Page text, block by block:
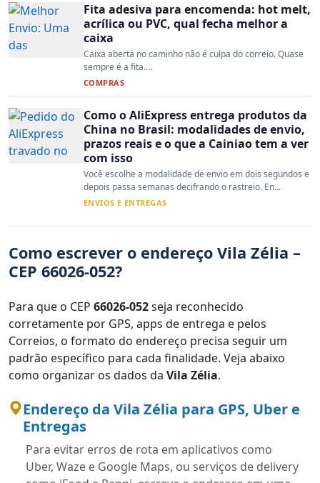
Fita adesiva para encomenda: hot melt,
acrílica ou PVC, qual fecha melhor a
caixa
Caixa aberta no caminho não é culpa do correio. Quase
sempre é a fita....
COMPRAS
Como o AliExpress entrega produtos da
China no Brasil: modalidades de envio,
prazos reais e o que a Cainiao tem a ver
com isso
Você escolhe a modalidade de envio em dois segundos e
depois passa semanas decifrando o rastreio. En...
ENVIOS E ENTREGAS
Como escrever o endereço Vila Zélia –
CEP 66026-052?
Para que o CEP 66026-052seja reconhecido
corretamente por GPS, apps de entrega e pelos
Correios, o formato do endereço precisa seguir um
padrão específico para cada finalidade. Veja abaixo
como organizar os dados da Vila Zélia.
Endereço da Vila Zélia para GPS, Uber e
Entregas
Para evitar erros de rota em aplicativos como
Uber, Waze e Google Maps, ou serviços de delivery